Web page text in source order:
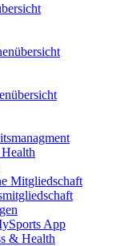
Mitgliedschaft
App
& Health